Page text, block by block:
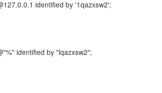
identified by '1qazxsw2';
identified by "lqazxsw2";